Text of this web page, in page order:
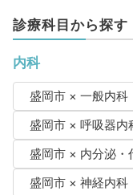
診療科目から探す
内科
盛岡市 × 一般内科
盛岡市 × 呼吸器内
盛岡市 × 内分泌・
盛岡市 × 神経内科